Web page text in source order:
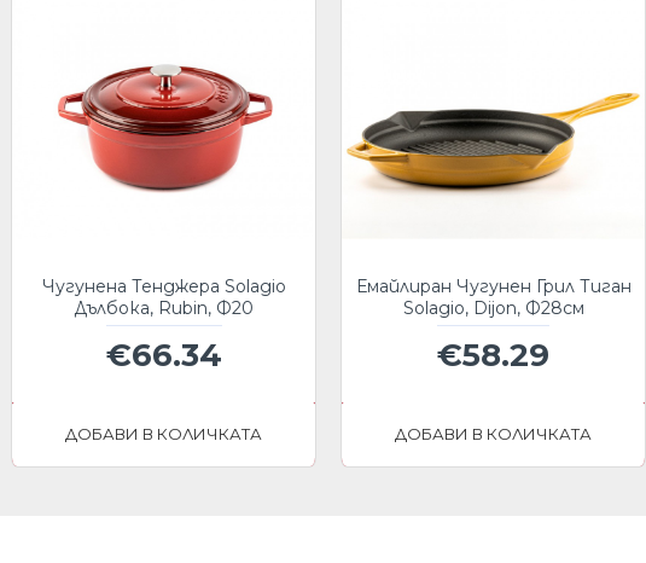
Чугунена Тенджера Solagio
Дълбока, Rubin, Ф20
€66.34
ДОБАВИ В КОЛИЧКАТА
Емайлиран Чугунен Грил Тиган
Solagio, Dijon, Ф28см
€58.29
ДОБАВИ В КОЛИЧКАТА